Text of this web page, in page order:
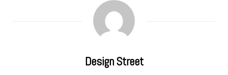
Design Street